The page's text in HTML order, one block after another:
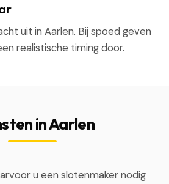
uit in Aarlen. Bij spoed geven
realistische timing door.
in Aarlen
u een slotenmaker nodig